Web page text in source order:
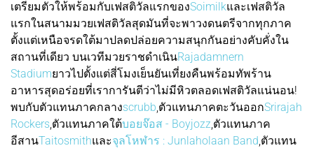
เตรียมตัวให้พร้อมกับเฟสติวัลแรกของSoimilkและเฟสติวัล
แรกในสนามมวยเฟสติวัลสุดมันที่จะพาวงดนตรีจากทุกภาค
ตั้งแต่เหนือจรดใต้มาปลดปล่อยความสนุกกันอย่างคับคั่งใน
สถานที่เดียว บนเวทีมวยราชดำเนินRajadamnern
Stadiumยาวไปตั้งแต่สี่โมงเย็นยันเที่ยงคืนพร้อมทัพร้าน
อาหารสุดอร่อยที่เราการันตีว่าไม่มีหิวตลอดเฟสติวัลแน่นอน!
พบกับตัวแทนภาคกลางscrubb ,ตัวแทนภาคตะวันออกSrirajah
Rockers ,ตัวแทนภาคใต้บอยจ๊อส - Boyjozz ,ตัวแทนภาค
อีสานTaitosmithและจุลโหฬาร : Junlaholaan Band ,ตัวแทน